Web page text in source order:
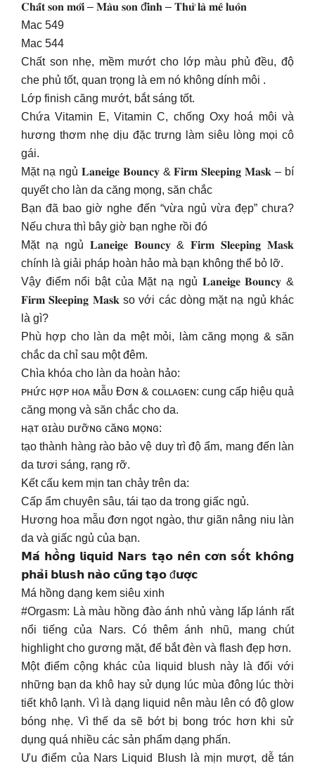
𝐂𝐡𝐚̂́𝐭 𝐬𝐨𝐧 𝐦𝐨̛́𝐢 – 𝐌𝐚̀𝐮 𝐬𝐨𝐧 đ𝐢̉𝐧𝐡 – 𝐓𝐡𝐮̛̉ 𝐥𝐚̀ 𝐦𝐞̂ 𝐥𝐮𝐨̂𝐧
Mac 549
Mac 544
Chất son nhẹ, mềm mướt cho lớp màu phủ đều, độ
che phủ tốt, quan trọng là em nó không dính môi .
Lớp finish căng mướt, bắt sáng tốt.
Chứa Vitamin E, Vitamin C, chống Oxy hoá môi và
hương thơm nhẹ dịu đặc trưng làm siêu lòng mọi cô
gái.
Mặt nạ ngủ 𝐋𝐚𝐧𝐞𝐢𝐠𝐞 𝐁𝐨𝐮𝐧𝐜𝐲 & 𝐅𝐢𝐫𝐦 𝐒𝐥𝐞𝐞𝐩𝐢𝐧𝐠 𝐌𝐚𝐬𝐤 – bí
quyết cho làn da căng mọng, săn chắc
Bạn đã bao giờ nghe đến “vừa ngủ vừa đẹp” chưa?
Nếu chưa thì bây giờ bạn nghe rồi đó
Mặt nạ ngủ 𝐋𝐚𝐧𝐞𝐢𝐠𝐞 𝐁𝐨𝐮𝐧𝐜𝐲 & 𝐅𝐢𝐫𝐦 𝐒𝐥𝐞𝐞𝐩𝐢𝐧𝐠 𝐌𝐚𝐬𝐤
chính là giải pháp hoàn hảo mà bạn không thể bỏ lỡ.
Vậy điểm nổi bật của Mặt nạ ngủ 𝐋𝐚𝐧𝐞𝐢𝐠𝐞 𝐁𝐨𝐮𝐧𝐜𝐲 &
𝐅𝐢𝐫𝐦 𝐒𝐥𝐞𝐞𝐩𝐢𝐧𝐠 𝐌𝐚𝐬𝐤 so với các dòng mặt nạ ngủ khác
là gì?
Phù hợp cho làn da mệt mỏi, làm căng mọng & săn
chắc da chỉ sau một đêm.
Chìa khóa cho làn da hoàn hảo:
ᴘʜứᴄ ʜợᴘ ʜᴏᴀ ᴍẫᴜ Đơɴ & ᴄᴏʟʟᴀɢᴇɴ: cung cấp hiệu quả
căng mọng và săn chắc cho da.
ʜạᴛ ɢɪàᴜ ᴅưỡɴɢ ᴄăɴɢ ᴍọɴɢ:
tạo thành hàng rào bảo vệ duy trì độ ẩm, mang đến làn
da tươi sáng, rạng rỡ.
Kết cấu kem mịn tan chảy trên da:
Cấp ẩm chuyên sâu, tái tạo da trong giấc ngủ.
Hương hoa mẫu đơn ngọt ngào, thư giãn nâng niu làn
da và giấc ngủ của bạn.
𝗠𝗮́ 𝗵𝗼̂̀𝗻𝗴 𝗹𝗶𝗾𝘂𝗶𝗱 𝗡𝗮𝗿𝘀 𝘁𝗮̣𝗼 𝗻𝗲̂𝗻 𝗰𝗼̛𝗻 𝘀𝗼̂́𝘁 𝗸𝗵𝗼̂𝗻𝗴
𝗽𝗵𝗮̉𝗶 𝗯𝗹𝘂𝘀𝗵 𝗻𝗮̀𝗼 𝗰𝘂̃𝗻𝗴 𝘁𝗮̣𝗼 đ𝘂̛𝗼̛̣𝗰
Má hồng dạng kem siêu xinh
#Orgasm: Là màu hồng đào ánh nhủ vàng lấp lánh rất
nổi tiếng của Nars. Có thêm ánh nhũ, mang chút
highlight cho gương mặt, để bắt đèn và flash đẹp hơn.
Một điểm cộng khác của liquid blush này là đối với
những bạn da khô hay sử dụng lúc mùa đông lúc thời
tiết khô lạnh. Vì là dạng liquid nên màu lên có độ glow
bóng nhẹ. Vì thế da sẽ bớt bị bong tróc hơn khi sử
dụng quá nhiều các sản phẩm dạng phấn.
Ưu điểm của Nars Liquid Blush là mịn mượt, dễ tán